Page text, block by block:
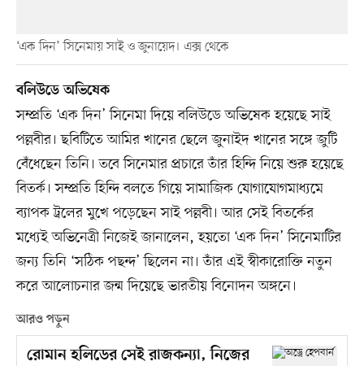
‘এক দিন’ সিনেমায় সাই ও জুনায়েদ। এক্স থেকে
বলিউডে অভিষেক
সম্প্রতি ‘এক দিন’ সিনেমা দিয়ে বলিউডে অভিষেক হয়েছে সাই
পল্লবীর। ছবিটিতে আমির খানের ছেলে জুনাইদ খানের সঙ্গে জুটি
বেঁধেছেন তিনি। তবে সিনেমার প্রচারে তাঁর হিন্দি নিয়ে শুরু হয়েছে
বিতর্ক। সম্প্রতি হিন্দি বলতে গিয়ে সামাজিক যোগাযোগমাধ্যমে
ব্যাপক ট্রলের মুখে পড়েছেন সাই পল্লবী। আর সেই বিতর্কের
মধ্যেই অভিনেত্রী নিজেই জানালেন, হয়তো ‘এক দিন’ সিনেমাটির
জন্য তিনি ‘সঠিক পছন্দ’ ছিলেন না। তাঁর এই স্বীকারোক্তি নতুন
করে আলোচনার জন্ম দিয়েছে ভারতীয় বিনোদন অঙ্গনে।
আরও পড়ুন
রোমান হলিডের সেই রাজকন্যা, নিজের